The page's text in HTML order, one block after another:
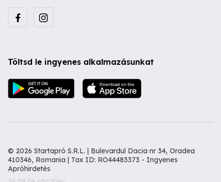
Töltsd le ingyenes alkalmazásunkat
© 2026 Startapró S.R.L. | Bulevardul Dacia nr 34, Oradea
410346, Romania | Tax ID: RO44483373 - Ingyenes
Apróhirdetés